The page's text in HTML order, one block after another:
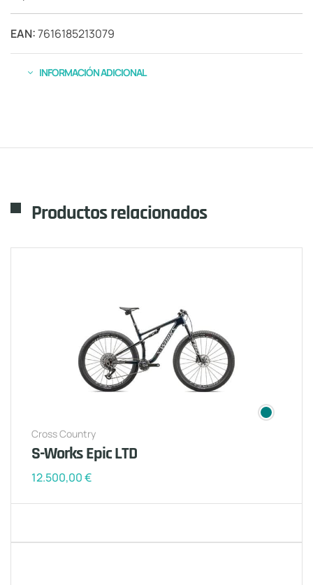
EAN:7616185213079
INFORMACIÓN ADICIONAL
Productos relacionados
Cross Country
S-Works Epic LTD
12.500,00€